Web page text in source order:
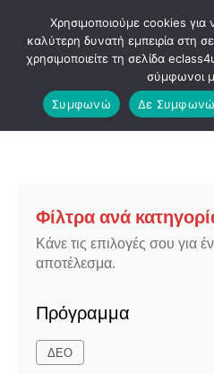
Μετάβαση
περιεχόμενο
Φίλτρα ανά
Κάνε τις επιλογές σου για
αποτέλεσμα.
Πρόγραμμα
ΔΕΟ
Χρησιμοποιούμε cookies
καλύτερη δυνατή εμπειρία στη
χρησιμοποιείτε τη σελίδα
σύμφωνοι
Συμφωνώ
Δε Συμφωνώ